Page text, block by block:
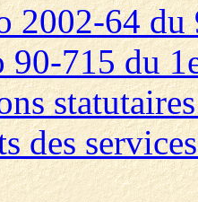
2002-64
90-715 du
des